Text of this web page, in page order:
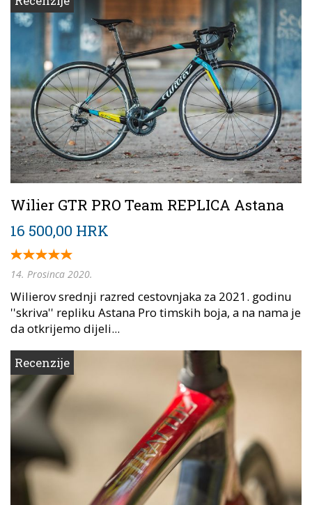
Wilier GTR PRO Team REPLICA Astana
16 500,00 HRK
14. Prosinca 2020.
Wilierov srednji razred cestovnjaka za 2021. godinu
''skriva'' repliku Astana Pro timskih boja, a na nama je
da otkrijemo dijeli...
Recenzije